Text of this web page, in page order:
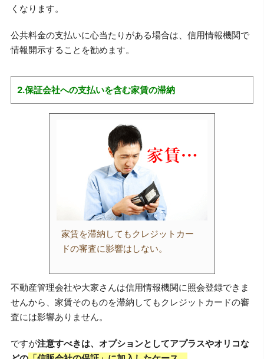
くなります。
公共料金の支払いに心当たりがある場合は、信用情報機関で
情報開示することを勧めます。
2.保証会社への支払いを含む家賃の滞納
家賃を滞納してもクレジットカー
ドの審査に影響はしない。
不動産管理会社や大家さんは信用情報機関に照会登録できま
せんから、家賃そのものを滞納してもクレジットカードの審
査には影響ありません。
ですが注意すべきは、オプションとしてアプラスやオリコな